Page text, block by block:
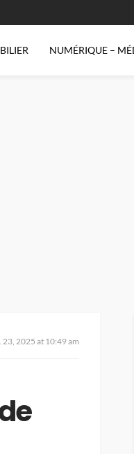
NUMÉRIQUE –
23, 2025 at 10:49 am